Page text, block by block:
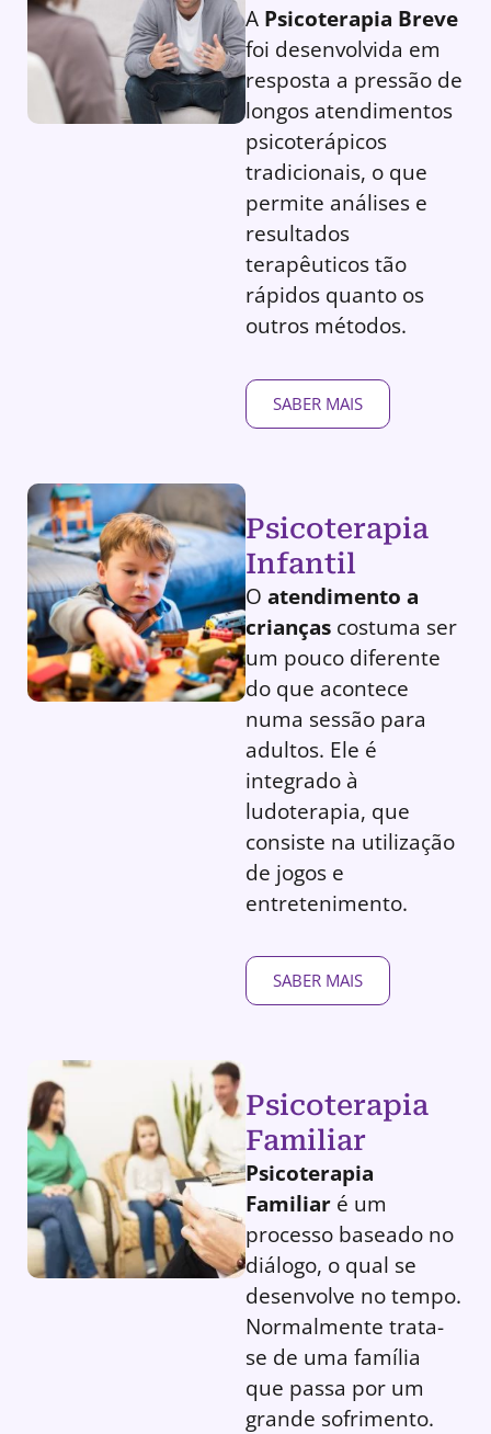
A Psicoterapia Breve
foi desenvolvida em
resposta a pressão de
longos atendimentos
psicoterápicos
tradicionais, o que
permite análises e
resultados
terapêuticos tão
rápidos quanto os
outros métodos.
SABER MAIS
Psicoterapia
Infantil
O atendimento a
crianças costuma ser
um pouco diferente
do que acontece
numa sessão para
adultos. Ele é
integrado à
ludoterapia, que
consiste na utilização
de jogos e
entretenimento.
SABER MAIS
Psicoterapia
Familiar
Psicoterapia
Familiar é um
processo baseado no
diálogo, o qual se
desenvolve no tempo.
Normalmente trata-
se de uma família
que passa por um
grande sofrimento.